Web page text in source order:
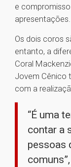
e
apresentações.
Os dois coros
entanto, a
Coral
Jovem Cênico
com a
“É uma
contar a
pessoas